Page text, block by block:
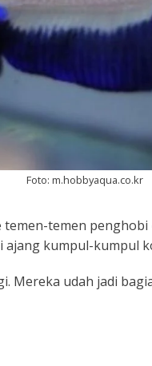
Foto: m.hobbyaqua.co.kr
temen-temen penghobi
ajang kumpul-kumpul
Mereka udah jadi